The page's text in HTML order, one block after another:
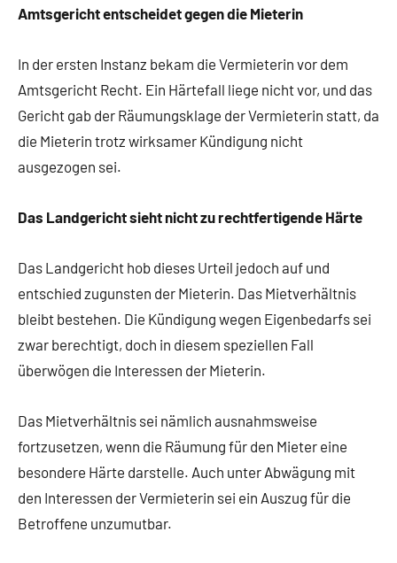
Amtsgericht entscheidet gegen die Mieterin
In der ersten Instanz bekam die Vermieterin vor dem
Amtsgericht Recht. Ein Härtefall liege nicht vor, und das
Gericht gab der Räumungsklage der Vermieterin statt, da
die Mieterin trotz wirksamer Kündigung nicht
ausgezogen sei.
Das Landgericht sieht nicht zu rechtfertigende Härte
Das Landgericht hob dieses Urteil jedoch auf und
entschied zugunsten der Mieterin. Das Mietverhältnis
bleibt bestehen. Die Kündigung wegen Eigenbedarfs sei
zwar berechtigt, doch in diesem speziellen Fall
überwögen die Interessen der Mieterin.
Das Mietverhältnis sei nämlich ausnahmsweise
fortzusetzen, wenn die Räumung für den Mieter eine
besondere Härte darstelle. Auch unter Abwägung mit
den Interessen der Vermieterin sei ein Auszug für die
Betroffene unzumutbar.